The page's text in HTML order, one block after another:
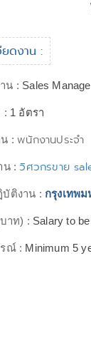
ยดงาน :
น : Sales
: 1 อัตรา
น :พนักงานประจำ
น :วิศวกรขาย
ติงาน : กรุงเทพ
าท) : Salary to
ณ์ : Minimum 5